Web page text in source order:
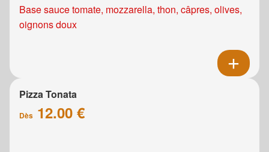
Base sauce tomate, mozzarella, thon, câpres, olives,
oignons doux
Pizza Tonata
Dès 12.00 €